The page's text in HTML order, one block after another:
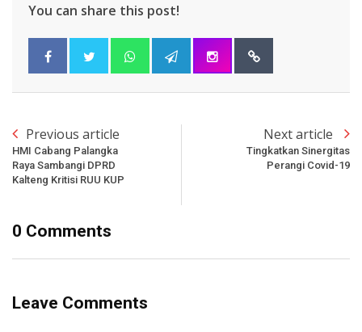
You can share this post!
Previous article
HMI Cabang Palangka
Raya Sambangi DPRD
Kalteng Kritisi RUU KUP
Next article
Tingkatkan Sinergitas
Perangi Covid-19
0 Comments
Leave Comments